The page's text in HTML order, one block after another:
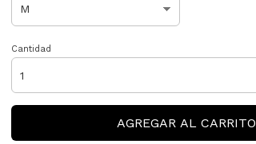
Cantidad
AGREGAR AL CARRITO